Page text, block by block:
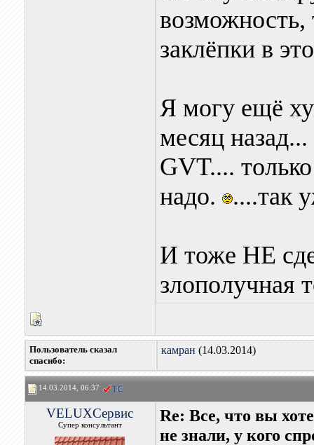
возможность,
заклёпки в
Я могу ещё
месяц
GVT....
надо.
....так
И тоже НЕ
злополучная
Пользователь сказал
cпасибо:
камран (14.03.2014)
14.03.2014, 06:37
VELUXСервис
Супер консультант
Re: Все, что вы
не знали, у кого